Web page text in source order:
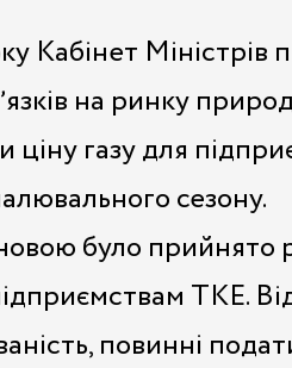
Кабінет
на ринку
ціну газу для
сезону.
було прийнято
ТКЕ.
повинні